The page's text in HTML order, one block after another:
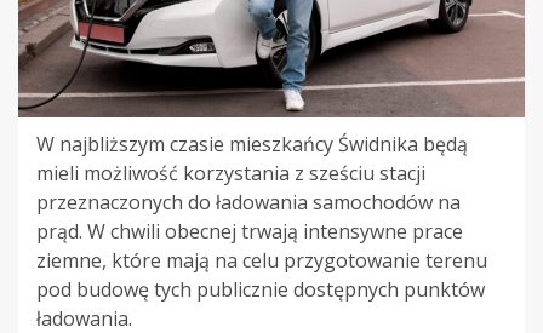
W najbliższym czasie mieszkańcy Świdnika będą
mieli możliwość korzystania z sześciu stacji
przeznaczonych do ładowania samochodów na
prąd. W chwili obecnej trwają intensywne prace
ziemne, które mają na celu przygotowanie terenu
pod budowę tych publicznie dostępnych punktów
ładowania.